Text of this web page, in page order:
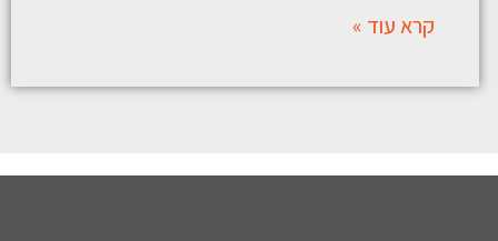
קרא עוד »